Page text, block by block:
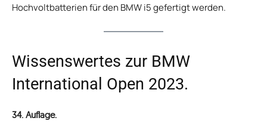
Hochvoltbatterien für den BMW i5 gefertigt werden.
Wissenswertes zur BMW
International Open 2023.
34. Auflage.